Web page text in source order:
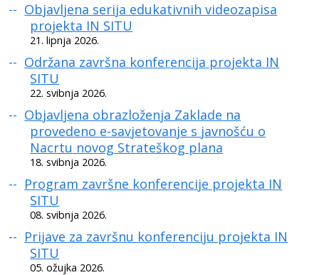
Objavljena serija edukativnih videozapisa
projekta IN SITU
21. lipnja 2026.
Održana završna konferencija projekta IN
SITU
22. svibnja 2026.
Objavljena obrazloženja Zaklade na
provedeno e-savjetovanje s javnošću o
Nacrtu novog Strateškog plana
18. svibnja 2026.
Program završne konferencije projekta IN
SITU
08. svibnja 2026.
Prijave za završnu konferenciju projekta IN
SITU
05. ožujka 2026.